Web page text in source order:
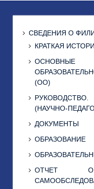
СВЕДЕНИЯ О
КРАТКАЯ
(ОО)
(НАУЧНО-
ДОКУМЕНТЫ
ОБРАЗОВАНИЕ
ОТЧЕТ О